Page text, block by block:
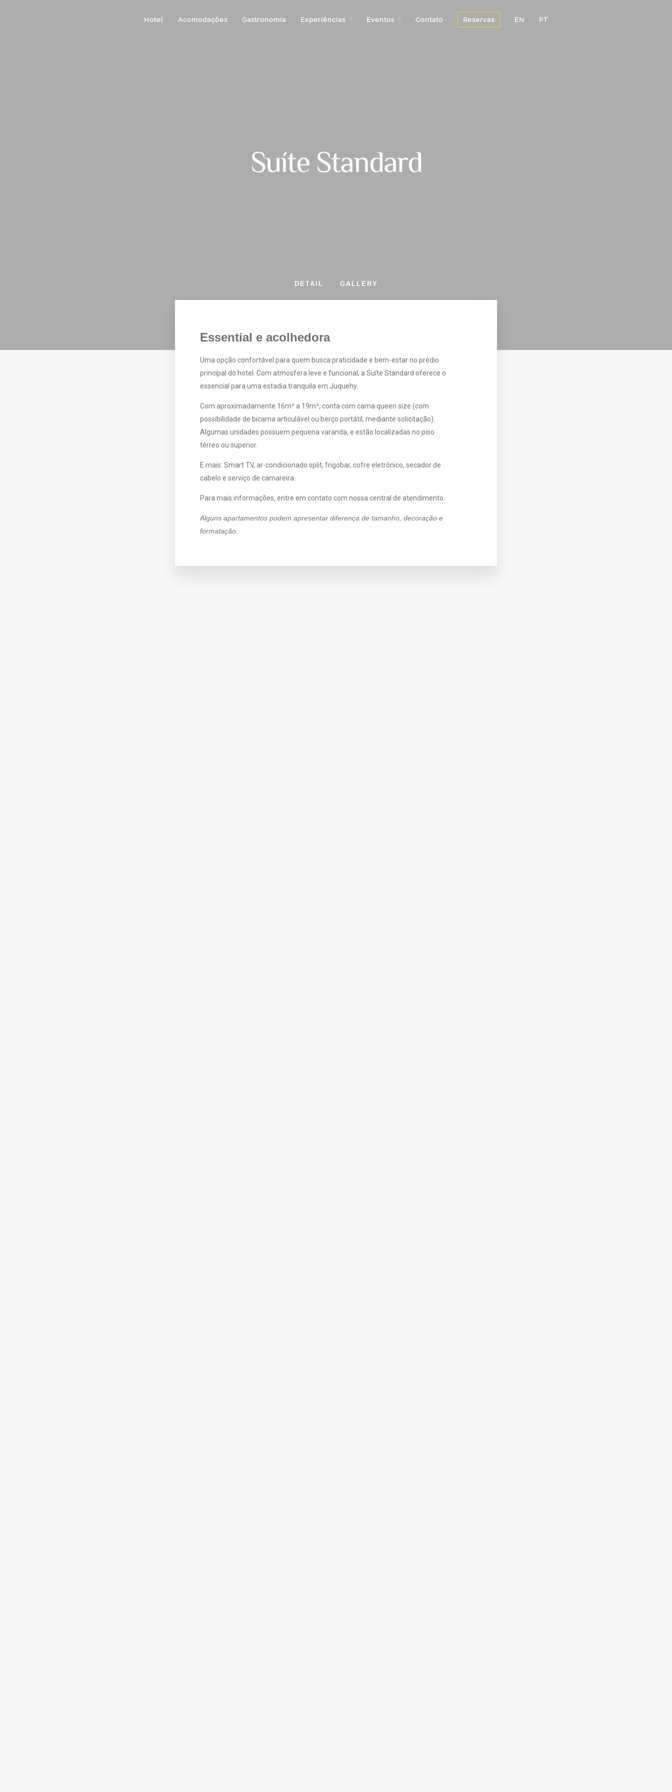
Hotel Acomodações Gastronomia Experiências Eventos Contato Reservas EN PT
Suíte Standard
DETAIL GALLERY
Essential e acolhedora
Uma opção confortável para quem busca praticidade e bem-estar no prédio
principal do hotel. Com atmosfera leve e funcional, a Suíte Standard oferece o
essencial para uma estadia tranquila em Juquehy.
Com aproximadamente 16m² a 19m², conta com cama queen size (com
possibilidade de bicama articulável ou berço portátil, mediante solicitação).
Algumas unidades possuem pequena varanda, e estão localizadas no piso
térreo ou superior.
E mais: Smart TV, ar-condicionado split, frigobar, cofre eletrônico, secador de
cabelo e serviço de camareira.
Para mais informações, entre em contato com nossa central de atendimento.
Alguns apartamentos podem apresentar diferença de tamanho, decoração e
formatação.